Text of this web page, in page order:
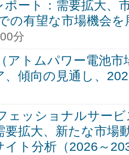
ポート：需要拡大、
の有望な市場機会を
分
アトムパワー電池市
、傾向の見通し、
ェッショナルサー
要拡大、新たな市場
イト分析（2026～